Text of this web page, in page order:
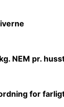
NEM pr.
for